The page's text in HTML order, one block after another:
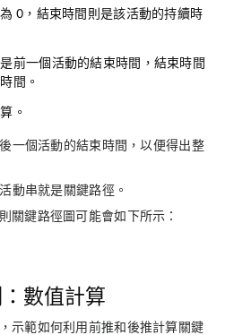
0，結束時間則是該活動的持續時
前一個活動的結束時間，結束時間
間。
。
一個活動的結束時間，以便得出整
動串就是關鍵路徑。
關鍵路徑圖可能會如下所示：
數值計算
示範如何利用前推和後推計算關鍵